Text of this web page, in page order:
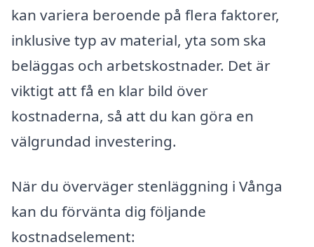
kan variera beroende på flera faktorer,
inklusive typ av material, yta som ska
beläggas och arbetskostnader. Det är
viktigt att få en klar bild över
kostnaderna, så att du kan göra en
välgrundad investering.
När du överväger stenläggning i Vånga
kan du förvänta dig följande
kostnadselement: